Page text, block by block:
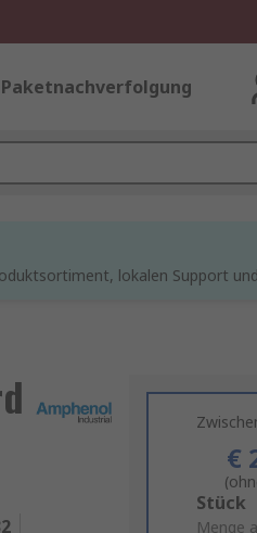
Paketnachverfolgung
lokalen Support
€
Add
Stück
Menge